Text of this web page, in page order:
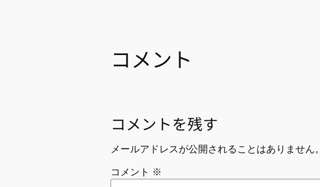
コメント
コメントを残す
メールアドレスが公開されることはありません。
コメント ※